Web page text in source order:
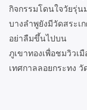
กิจกรรมโดนใจวัยรุ่
บางลำพูยังมีวัดสระเ
อย่าลืมขึ้นไปบน
ภูเขาทองเพื่อชมวิวเ
เทศกาลลอยกระทง